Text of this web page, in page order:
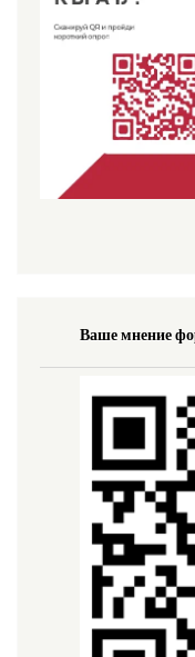
Ваше мнение